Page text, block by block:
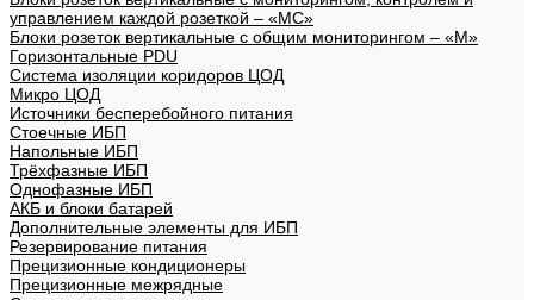
управлением каждой розеткой – «МС»
Блоки розеток вертикальные с общим мониторингом – «М»
Горизонтальные PDU
Система изоляции коридоров ЦОД
Микро ЦОД
Источники бесперебойного питания
Стоечные ИБП
Напольные ИБП
Трёхфазные ИБП
Однофазные ИБП
АКБ и блоки батарей
Дополнительные элементы для ИБП
Резервирование питания
Прецизионные кондиционеры
Прецизионные межрядные